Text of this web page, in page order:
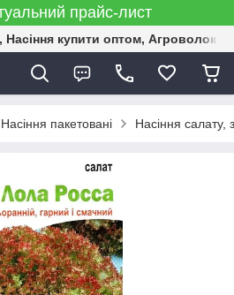
прайс-лист
Насіння купити оптом,
Насіння пакетовані Насіння салату,